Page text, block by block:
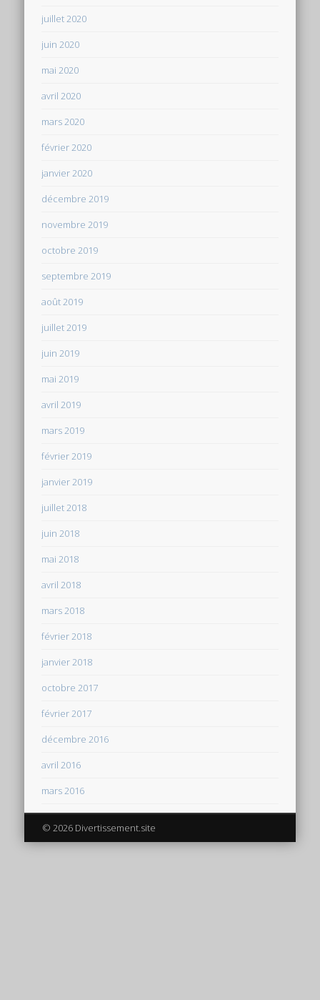
juillet 2020
juin 2020
mai 2020
avril 2020
mars 2020
février 2020
janvier 2020
décembre 2019
novembre 2019
octobre 2019
septembre 2019
août 2019
juillet 2019
juin 2019
mai 2019
avril 2019
mars 2019
février 2019
janvier 2019
juillet 2018
juin 2018
mai 2018
avril 2018
mars 2018
février 2018
janvier 2018
octobre 2017
février 2017
décembre 2016
avril 2016
mars 2016
© 2026 Divertissement.site